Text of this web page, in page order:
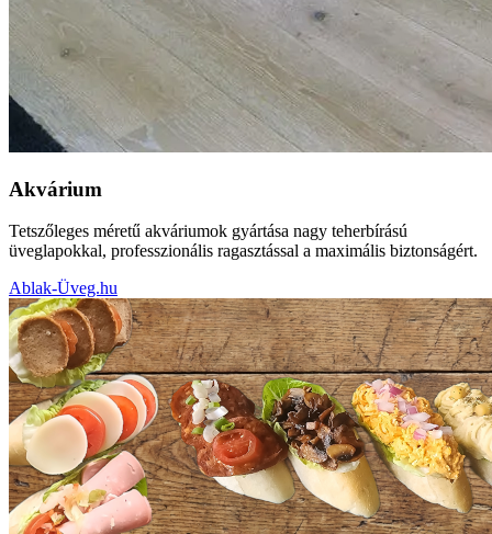
Akvárium
Tetszőleges méretű akváriumok gyártása nagy teherbírású
üveglapokkal, professzionális ragasztással a maximális biztonságért.
Ablak-Üveg.hu